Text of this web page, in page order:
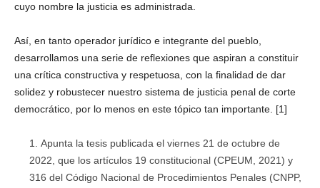
cuyo nombre la justicia es administrada.
Así, en tanto operador jurídico e integrante del pueblo,
desarrollamos una serie de reflexiones que aspiran a constituir
una crítica constructiva y respetuosa, con la finalidad de dar
solidez y robustecer nuestro sistema de justicia penal de corte
democrático, por lo menos en este tópico tan importante. [1]
Apunta la tesis publicada el viernes 21 de octubre de
2022, que los artículos 19 constitucional (CPEUM, 2021) y
316 del Código Nacional de Procedimientos Penales (CNPP,